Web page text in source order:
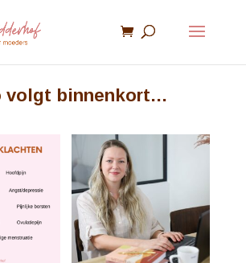
volgt binnenkort…